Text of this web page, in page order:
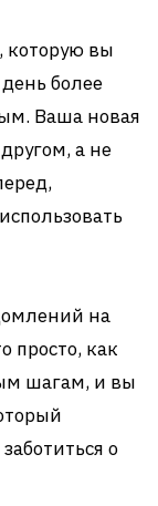
которую вы
более
Ваша новая
а не
на
просто, как
шагам, и вы
о